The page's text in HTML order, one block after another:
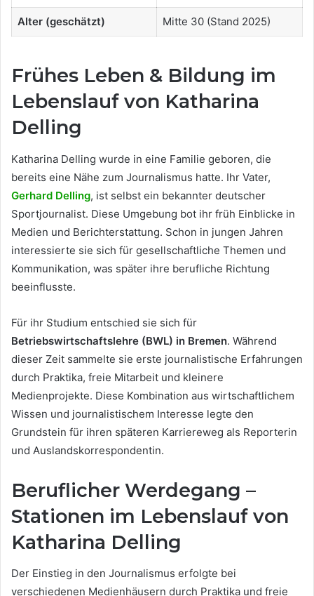
Alter (geschätzt) Mitte 30 (Stand 2025)
Frühes Leben & Bildung im
Lebenslauf von Katharina
Delling
Katharina Delling wurde in eine Familie geboren, die
bereits eine Nähe zum Journalismus hatte. Ihr Vater,
Gerhard Delling, ist selbst ein bekannter deutscher
Sportjournalist. Diese Umgebung bot ihr früh Einblicke in
Medien und Berichterstattung. Schon in jungen Jahren
interessierte sie sich für gesellschaftliche Themen und
Kommunikation, was später ihre berufliche Richtung
beeinflusste.
Für ihr Studium entschied sie sich für
Betriebswirtschaftslehre (BWL) in Bremen. Während
dieser Zeit sammelte sie erste journalistische Erfahrungen
durch Praktika, freie Mitarbeit und kleinere
Medienprojekte. Diese Kombination aus wirtschaftlichem
Wissen und journalistischem Interesse legte den
Grundstein für ihren späteren Karriereweg als Reporterin
und Auslandskorrespondentin.
Beruflicher Werdegang –
Stationen im Lebenslauf von
Katharina Delling
Der Einstieg in den Journalismus erfolgte bei
verschiedenen Medienhäusern durch Praktika und freie